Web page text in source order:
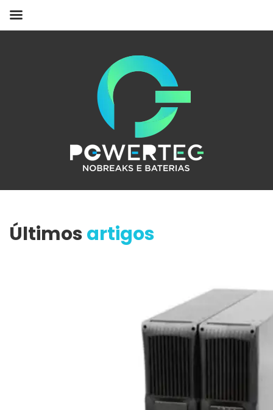
Últimosartigos